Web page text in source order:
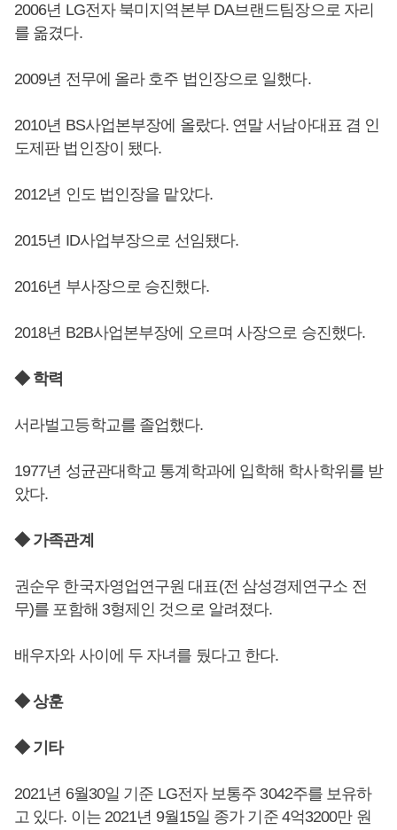
2006년 LG전자 북미지역본부 DA브랜드팀장으로 자리
를 옮겼다.
2009년 전무에 올라 호주 법인장으로 일했다.
2010년 BS사업본부장에 올랐다. 연말 서남아대표 겸 인
도제판 법인장이 됐다.
2012년 인도 법인장을 맡았다.
2015년 ID사업부장으로 선임됐다.
2016년 부사장으로 승진했다.
2018년 B2B사업본부장에 오르며 사장으로 승진했다.
◆ 학력
서라벌고등학교를 졸업했다.
1977년 성균관대학교 통계학과에 입학해 학사학위를 받
았다.
◆ 가족관계
권순우 한국자영업연구원 대표(전 삼성경제연구소 전
무)를 포함해 3형제인 것으로 알려졌다.
배우자와 사이에 두 자녀를 뒀다고 한다.
◆ 상훈
◆ 기타
2021년 6월30일 기준 LG전자 보통주 3042주를 보유하
고 있다. 이는 2021년 9월15일 종가 기준 4억3200만 원